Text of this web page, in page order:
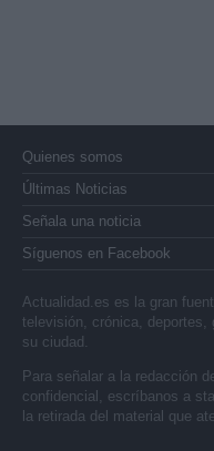
Quienes somos
Últimas Noticias
Señala una noticia
Síguenos en Facebook
Actualidad.es es la gran
televisión, crónica,
su ciudad.
Para señalar a la redacción
confidencial, escríbanos a
la retirada del material que